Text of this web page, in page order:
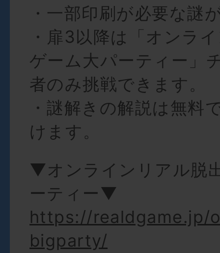
・一部印刷が必要な謎
・扉3以降は「オンラ
ゲーム大パーティー」
者のみ挑戦できます。
・謎解きの解説は無料
けます。
▼オンラインリアル脱
ーティー▼
https://realdgame.jp/
bigparty/